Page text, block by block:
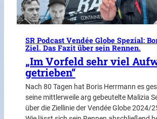
SR Podcast Vendée Globe Spezial:
Ziel. Das Fazit über sein Rennen.
„Im Vorfeld sehr viel
getrieben“
Nach 80 Tagen hat Boris Herrmann es
seine mittlerweile arg gebeutelte Malizia
über die Ziellinie der Vendée Globe 2024/